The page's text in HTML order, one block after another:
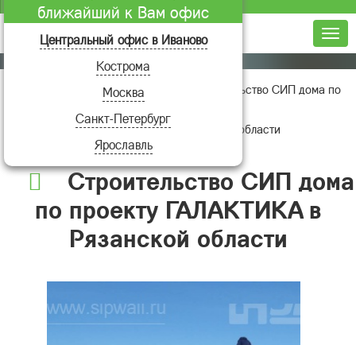
ближайший к Вам офис
Центральный офис в Иваново
Кострома
Москва
Санкт-Петербург
Ярославль
Меню
Отзывы Строительство СИП дома по
проекту ГАЛАКТИКА в Рязанской области
Строительство СИП дома
по проекту ГАЛАКТИКА в
Рязанской области